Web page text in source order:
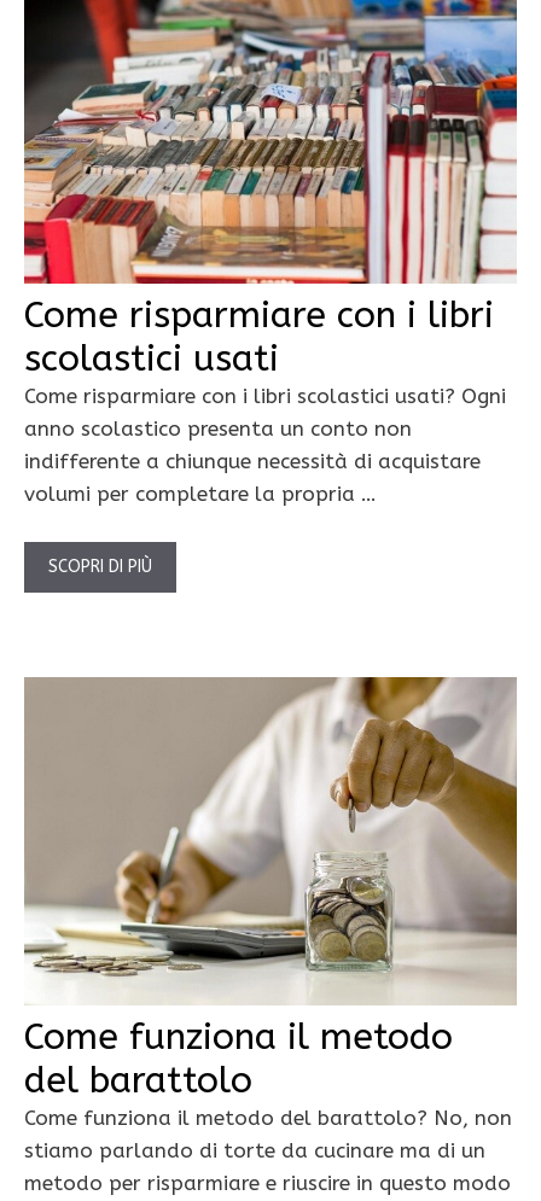
Come risparmiare con i libri
scolastici usati
Come risparmiare con i libri scolastici usati? Ogni
anno scolastico presenta un conto non
indifferente a chiunque necessità di acquistare
volumi per completare la propria …
SCOPRI DI PIÙ
Come funziona il metodo
del barattolo
Come funziona il metodo del barattolo? No, non
stiamo parlando di torte da cucinare ma di un
metodo per risparmiare e riuscire in questo modo